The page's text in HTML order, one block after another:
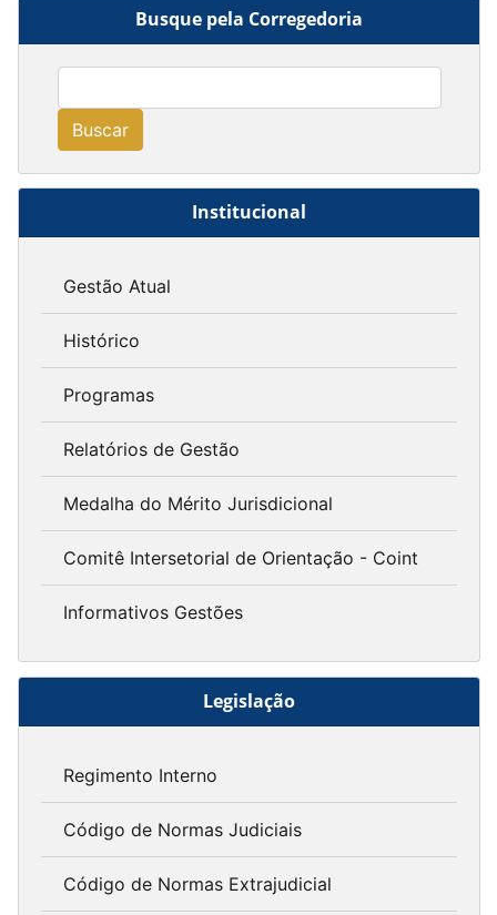
Busque pela Corregedoria
Buscar
Institucional
Gestão Atual
Histórico
Programas
Relatórios de Gestão
Medalha do Mérito Jurisdicional
Comitê Intersetorial de Orientação - Coint
Informativos Gestões
Legislação
Regimento Interno
Código de Normas Judiciais
Código de Normas Extrajudicial